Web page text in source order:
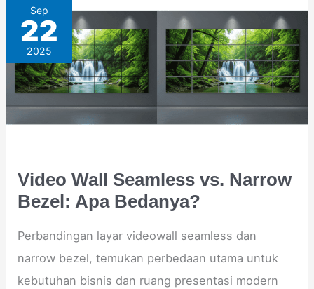
Sep
22
2025
Video Wall Seamless vs. Narrow
Bezel: Apa Bedanya?
Perbandingan layar videowall seamless dan
narrow bezel, temukan perbedaan utama untuk
kebutuhan bisnis dan ruang presentasi modern
Video
Wall
Seamless
vs.
Narrow